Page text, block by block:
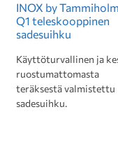
INOX by
Q1 teleskooppinen
sadesuihku
Käyttöturvallinen ja
ruostumattomasta
teräksestä valmistettu
sadesuihku.